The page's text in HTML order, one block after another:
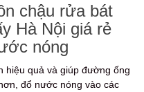
chậu rửa bát
Hà Nội giá rẻ
nóng
hiệu quả và giúp đường ống
đổ nước nóng vào các